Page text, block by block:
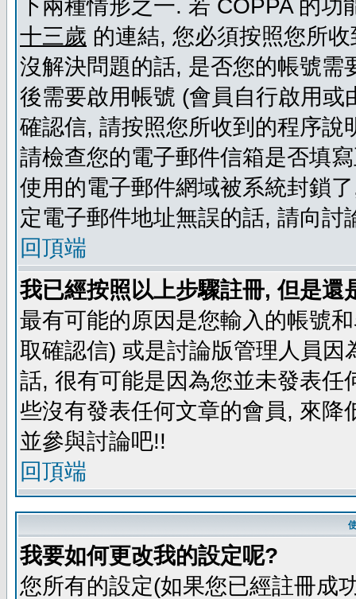
下兩種情形之一. 若 COPPA 的
十三歲 的連結, 您必須按照您所
沒解決問題的話, 是否您的帳號
後需要啟用帳號 (會員自行啟用
確認信, 請按照您所收到的程序
請檢查您的電子郵件信箱是否填
使用的電子郵件網域被系統封鎖
定電子郵件地址無誤的話, 請向
回頂端
我已經按照以上步驟註冊, 但是還
最有可能的原因是您輸入的帳號
取確認信) 或是討論版管理人員
話, 很有可能是因為您並未發表
些沒有發表任何文章的會員, 來
並參與討論吧!!
回頂端
我要如何更改我的設定呢?
您所有的設定(如果您已經註冊成